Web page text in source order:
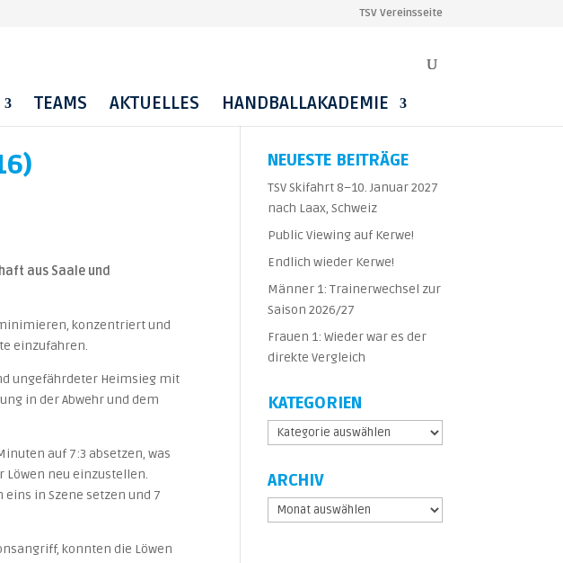
TSV Vereinsseite
TEAMS AKTUELLES HANDBALLAKADEMIE
aus Saale und
konzentriert und
einzufahren.
ungefährdeter Heimsieg mit
in der Abwehr und dem
auf 7:3 absetzen, was
Löwen neu einzustellen.
in Szene setzen und 7
konnten die Löwen
NEUESTE BEITRÄGE
TSV Skifahrt 8–10. Januar 2027
nach Laax, Schweiz
Public Viewing auf Kerwe!
Endlich wieder Kerwe!
Männer 1: Trainerwechsel zur
Saison 2026/27
Frauen 1: Wieder war es der
direkte Vergleich
KATEGORIEN
Kategorien
ARCHIV
Archiv